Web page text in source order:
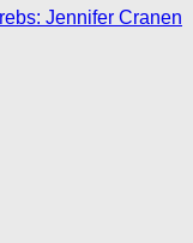
Jennifer Cranen